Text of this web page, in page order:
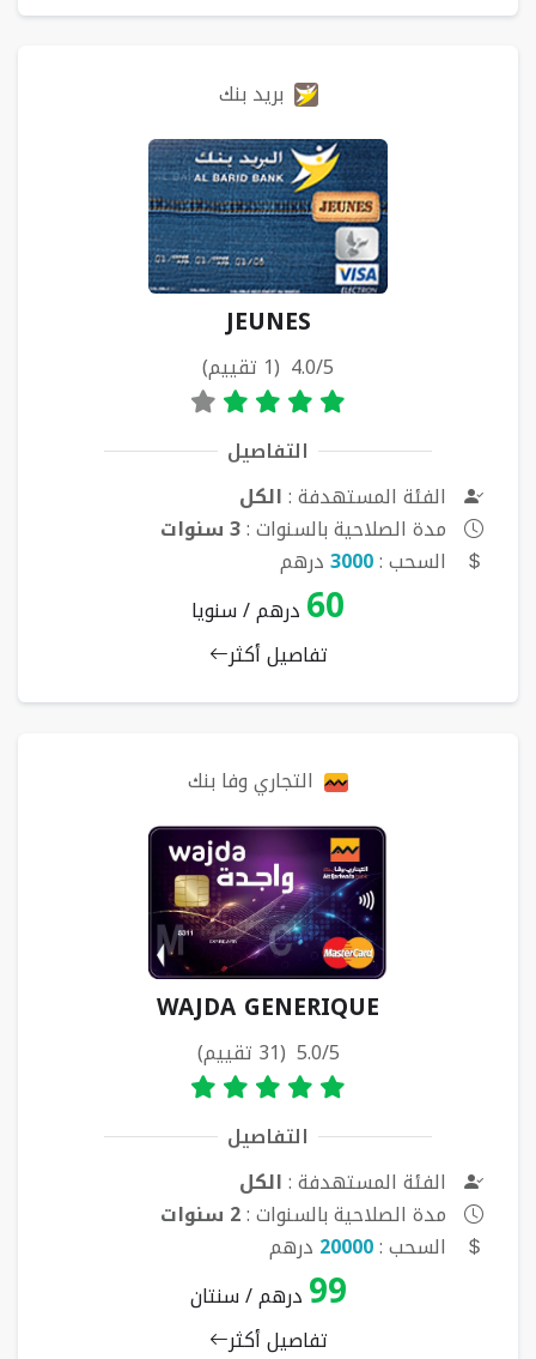
بريد بنك
JEUNES
4.0/5 (1 تقييم)
التفاصيل
الفئة المستهدفة :الكل
مدة الصلاحية بالسنوات :3 سنوات
السحب :3000درهم
60 درهم / سنويا
تفاصيل أكثر
التجاري وفا بنك
WAJDA GENERIQUE
5.0/5 (31 تقييم)
التفاصيل
الفئة المستهدفة :الكل
مدة الصلاحية بالسنوات :2 سنوات
السحب :20000 درهم
99 درهم / سنتان
تفاصيل أكثر